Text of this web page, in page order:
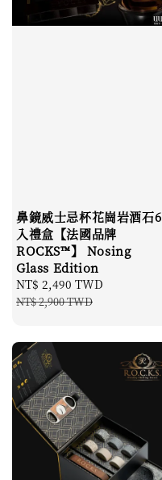
鼻鏡威士忌杯花崗岩酒石6
入禮盒【法國品牌
ROCKS™】 Nosing
Glass Edition
Sale
price
NT$ 2,490 TWD
NT$ 2,900 TWD